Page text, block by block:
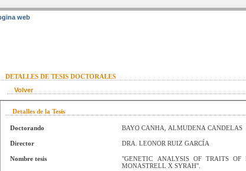
DETALLES DE TESIS DOCTORALES
Volver
Detalles de la Tesis
Doctorando BAYO CANHA, ALMUDENA CANDELAS
Director DRA. LEONOR RUIZ GARCÍA
Nombre tesis
"GENETIC ANALYSIS OF TRAITS
MONASTRELL X SYRAH".